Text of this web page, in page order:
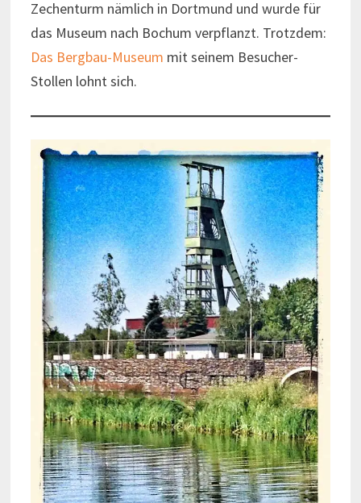
Zechenturm nämlich in Dortmund und wurde für
das Museum nach Bochum verpflanzt. Trotzdem:
Das Bergbau-Museum mit seinem Besucher-
Stollen lohnt sich.